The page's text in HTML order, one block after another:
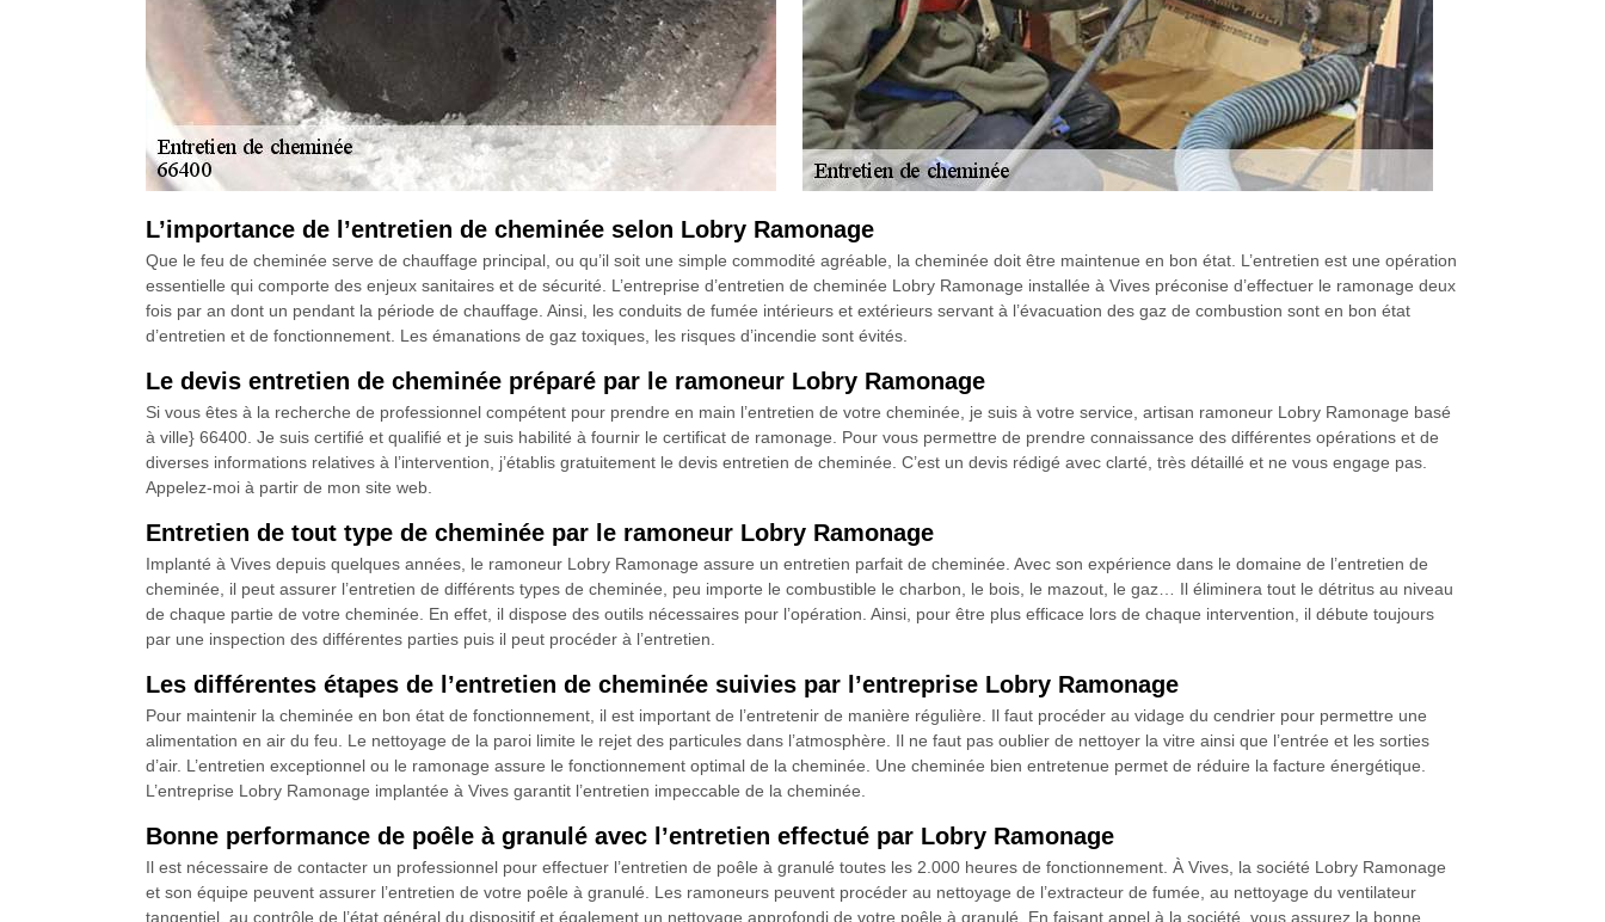
L’importance de l’entretien de cheminée selon Lobry Ramonage
Que le feu de cheminée serve de chauffage principal, ou qu’il soit une simple commodité agréable, la cheminée doit être maintenue en bon état. L’entretien est une opération
essentielle qui comporte des enjeux sanitaires et de sécurité. L’entreprise d’entretien de cheminée Lobry Ramonage installée à Vives préconise d’effectuer le ramonage deux
fois par an dont un pendant la période de chauffage. Ainsi, les conduits de fumée intérieurs et extérieurs servant à l’évacuation des gaz de combustion sont en bon état
d’entretien et de fonctionnement. Les émanations de gaz toxiques, les risques d’incendie sont évités.
Le devis entretien de cheminée préparé par le ramoneur Lobry Ramonage
Si vous êtes à la recherche de professionnel compétent pour prendre en main l’entretien de votre cheminée, je suis à votre service, artisan ramoneur Lobry Ramonage basé
à ville} 66400. Je suis certifié et qualifié et je suis habilité à fournir le certificat de ramonage. Pour vous permettre de prendre connaissance des différentes opérations et de
diverses informations relatives à l’intervention, j’établis gratuitement le devis entretien de cheminée. C’est un devis rédigé avec clarté, très détaillé et ne vous engage pas.
Appelez-moi à partir de mon site web.
Entretien de tout type de cheminée par le ramoneur Lobry Ramonage
Implanté à Vives depuis quelques années, le ramoneur Lobry Ramonage assure un entretien parfait de cheminée. Avec son expérience dans le domaine de l’entretien de
cheminée, il peut assurer l’entretien de différents types de cheminée, peu importe le combustible le charbon, le bois, le mazout, le gaz… Il éliminera tout le détritus au niveau
de chaque partie de votre cheminée. En effet, il dispose des outils nécessaires pour l’opération. Ainsi, pour être plus efficace lors de chaque intervention, il débute toujours
par une inspection des différentes parties puis il peut procéder à l’entretien.
Les différentes étapes de l’entretien de cheminée suivies par l’entreprise Lobry Ramonage
Pour maintenir la cheminée en bon état de fonctionnement, il est important de l’entretenir de manière régulière. Il faut procéder au vidage du cendrier pour permettre une
alimentation en air du feu. Le nettoyage de la paroi limite le rejet des particules dans l’atmosphère. Il ne faut pas oublier de nettoyer la vitre ainsi que l’entrée et les sorties
d’air. L’entretien exceptionnel ou le ramonage assure le fonctionnement optimal de la cheminée. Une cheminée bien entretenue permet de réduire la facture énergétique.
L’entreprise Lobry Ramonage implantée à Vives garantit l’entretien impeccable de la cheminée.
Bonne performance de poêle à granulé avec l’entretien effectué par Lobry Ramonage
Il est nécessaire de contacter un professionnel pour effectuer l’entretien de poêle à granulé toutes les 2.000 heures de fonctionnement. À Vives, la société Lobry Ramonage
et son équipe peuvent assurer l’entretien de votre poêle à granulé. Les ramoneurs peuvent procéder au nettoyage de l’extracteur de fumée, au nettoyage du ventilateur
tangentiel, au contrôle de l’état général du dispositif et également un nettoyage approfondi de votre poêle à granulé. En faisant appel à la société, vous assurez la bonne